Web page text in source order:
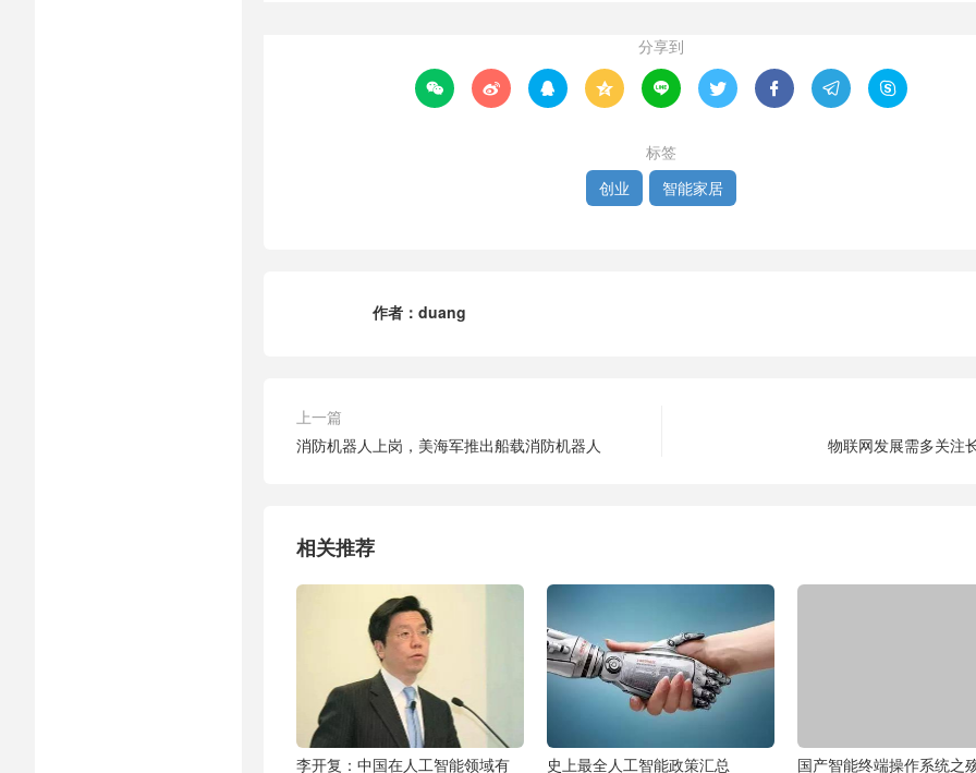
分享到
        
标签
创业
智能家居
作者： duang
上一篇
消防机器人上岗，美海军推出船载消防机器人
物联网发展需多关注
相关推荐
李开复：中国在人工智能领域有 史上最全人工智能政策汇总 国产智能终端操作系统之